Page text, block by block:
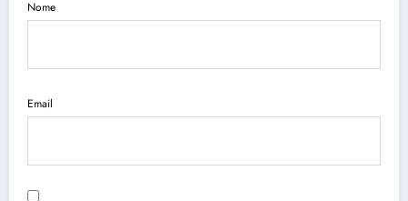
Nome
Email